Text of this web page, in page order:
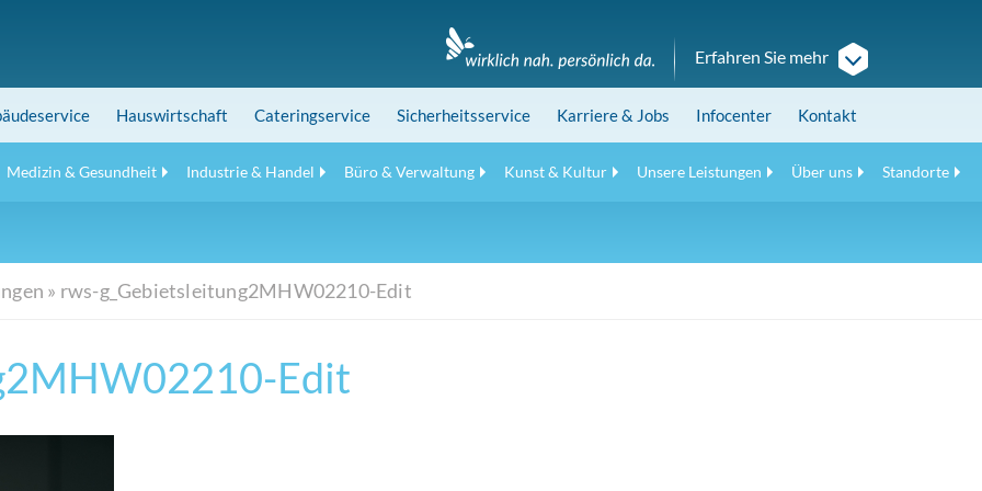
Erfahren Sie mehr
Medizin & Gesundheit Industrie & Handel Büro & Verwaltung Kunst & Kultur Unsere Leistungen Über uns Standorte
Hauswirtschaft Cateringservice Sicherheitsservice Karriere& Jobs Infocenter Kontakt
» rws-g_Gebietsleitung2MHW02210-Edit
Edit